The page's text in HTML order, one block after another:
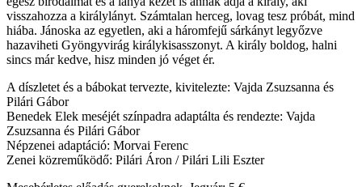
visszahozza a királylányt. Számtalan herceg, lovag tesz próbát, mind
hiába. Jánoska az egyetlen, aki a háromfejű sárkányt legyőzve
hazaviheti Gyöngyvirág királykisasszonyt. A király boldog, halni
sincs már kedve, hisz minden jó véget ér.
A díszletet és a bábokat tervezte, kivitelezte: Vajda Zsuzsanna és
Pilári Gábor
Benedek Elek meséjét színpadra adaptálta és rendezte: Vajda
Zsuzsanna és Pilári Gábor
Népzenei adaptáció: Morvai Ferenc
Zenei közreműködő: Pilári Áron / Pilári Lili Eszter